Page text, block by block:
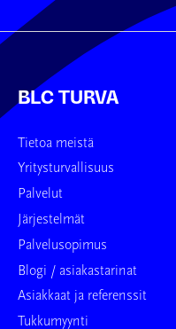
BLC TURVA
Tietoa meistä
Yritysturvallisuus
Palvelut
Järjestelmät
Palvelusopimus
Blogi / asiakastarinat
Asiakkaat ja referenssit
Tukkumyynti